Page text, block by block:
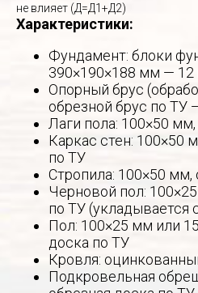
не влияет (Д=Д1+Д2)
Характеристики:
Фундамент: блоки
390×190×188 мм —
Опорный брус
обрезной брус по ТУ
Лаги пола: 100×50
Каркас стен: 100×50
по ТУ
Стропила: 100×50 мм,
Черновой пол:
по ТУ (укладывается
Пол: 100×25 мм или
доска по ТУ
Кровля:
Подкровельная